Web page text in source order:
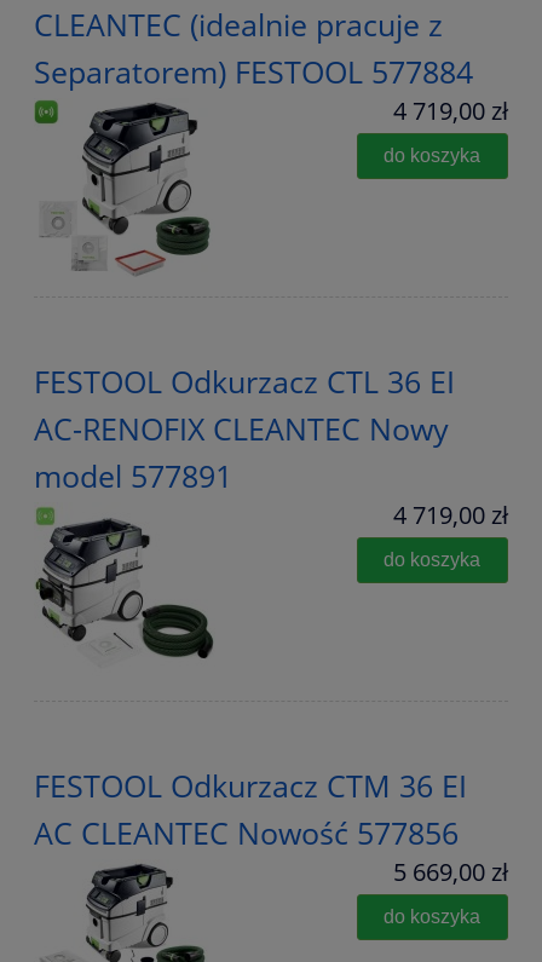
CLEANTEC (idealnie pracuje z
Separatorem) FESTOOL 577884
4 719,00 zł
do koszyka
FESTOOL Odkurzacz CTL 36 EI
AC-RENOFIX CLEANTEC Nowy
model 577891
4 719,00 zł
do koszyka
FESTOOL Odkurzacz CTM 36 EI
AC CLEANTEC Nowość 577856
5 669,00 zł
do koszyka